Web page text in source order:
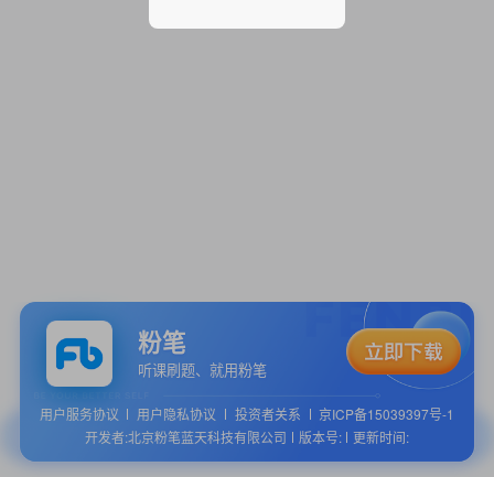
粉笔
听课刷题、就用粉笔
用户服务协议 用户隐私协议 投资者关系
京ICP备15039397号-1
开发者:北京粉笔蓝天科技有限公司
版本号: 更新时间: